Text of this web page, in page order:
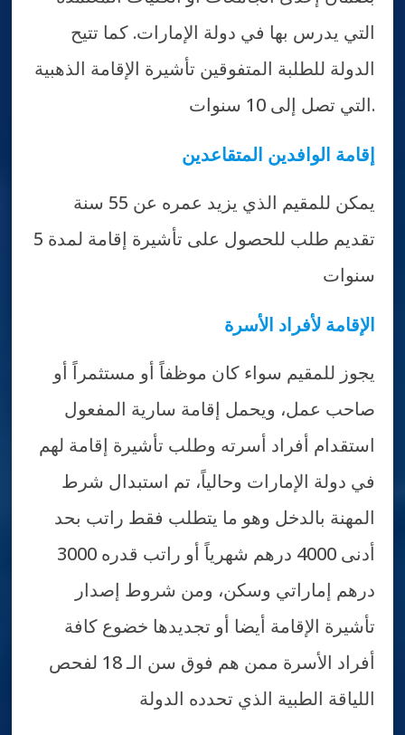
التي يدرس بها في دولة الإمارات. كما تتيح
الدولة للطلبة المتفوقين تأشيرة الإقامة الذهبية
التي تصل إلى 10 سنوات.
إقامة الوافدين المتقاعدين
يمكن للمقيم الذي يزيد عمره عن 55 سنة
تقديم طلب للحصول على تأشيرة إقامة لمدة 5
سنوات
الإقامة لأفراد الأسرة
يجوز للمقيم سواء كان موظفاً أو مستثمراً أو
صاحب عمل، ويحمل إقامة سارية المفعول
استقدام أفراد أسرته وطلب تأشيرة إقامة لهم
في دولة الإمارات وحالياً، تم استبدال شرط
المهنة بالدخل وهو ما يتطلب فقط راتب بحد
أدنى 4000 درهم شهرياً أو راتب قدره 3000
درهم إماراتي وسكن، ومن شروط إصدار
تأشيرة الإقامة أيضا أو تجديدها خضوع كافة
أفراد الأسرة ممن هم فوق سن الـ 18 لفحص
اللياقة الطبية الذي تحدده الدولة